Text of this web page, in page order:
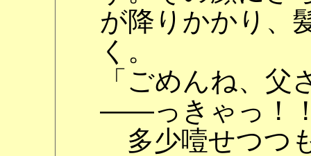
が降りかかり、
く。
「ごめんね、
――っきゃっ！
多少噎せつつ